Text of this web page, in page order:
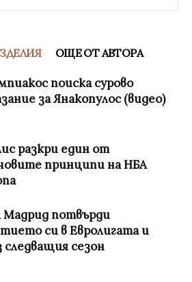
ОЩЕ ОТ АВТОРА
поиска сурово
за Янакопулос (видео)
разкри един от
принципи на НБА
Мадрид потвърди
си в Евролигата и
следващия сезон